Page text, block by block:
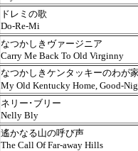
ドレミの歌
Do-Re-Mi
なつかしきヴァージニア
Carry Me Back To Old Virginny
なつかしきケンタッキーのわが
My Old Kentucky Home, Good-
ネリー･ブリー
Nelly Bly
遙かなる山の呼び声
The Call Of Far-away Hills